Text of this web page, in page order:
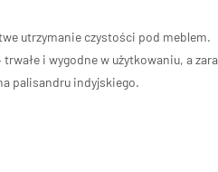
utrzymanie czystości pod meblem.
trwałe i wygodne w użytkowaniu, a
palisandru indyjskiego.